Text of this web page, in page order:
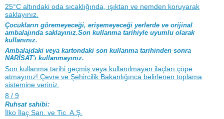
25°C altındaki oda sıcaklığında, ışıktan ve nemden koruyarak
saklayınız.
Çocukların göremeyeceği, erişemeyeceği yerlerde ve orijinal
ambalajında saklayınız.Son kullanma tarihiyle uyumlu olarak
kullanınız.
Ambalajdaki veya kartondaki son kullanma tarihinden sonra
NARİSAT'ı kullanmayınız.
Son kullanma tarihi geçmiş veya kullanılmayan ilaçları çöpe
atmayınız! Çevre ve Şehircilik Bakanlığınca belirlenen toplama
sistemine veriniz.
8 / 9
Ruhsat sahibi:
İlko İlaç San. ve Tic. A.Ş.